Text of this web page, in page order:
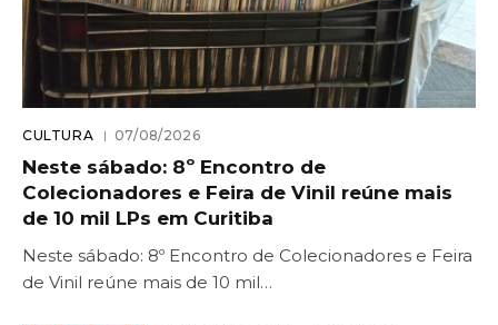
CULTURA 07/08/2026
Neste sábado: 8º Encontro de
Colecionadores e Feira de Vinil reúne mais
de 10 mil LPs em Curitiba
Neste sábado: 8º Encontro de Colecionadores e Feira
de Vinil reúne mais de 10 mil…